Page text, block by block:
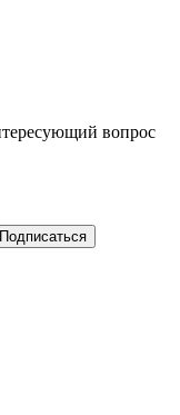
вопрос
Подписаться